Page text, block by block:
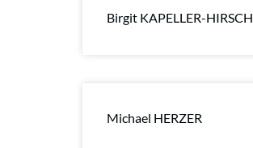
Birgit KAPELLER-HIRSCH
Michael HERZER